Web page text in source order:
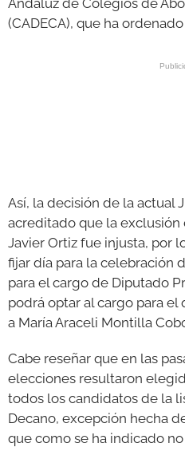
Andaluz de Colegios de
(CADECA), que ha
Así, la decisión de la actual
acreditado que la
Javier Ortiz fue injusta, por
fijar día para la celebración
para el cargo de Diputado
podrá optar al cargo para
a María Araceli Montilla
Cabe reseñar que en las
elecciones resultaron
todos los candidatos de la
Decano, excepción hecha
que como se ha indicado